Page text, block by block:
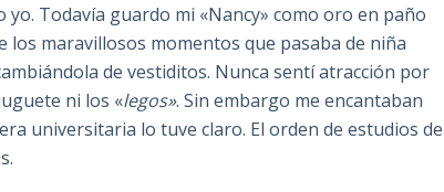
yo. Todavía guardo mi «Nancy» como oro en paño
los maravillosos momentos que pasaba de niña
de vestiditos. Nunca sentí atracción por
ni los «legos». Sin embargo me encantaban
universitaria lo tuve claro. El orden de estudios de